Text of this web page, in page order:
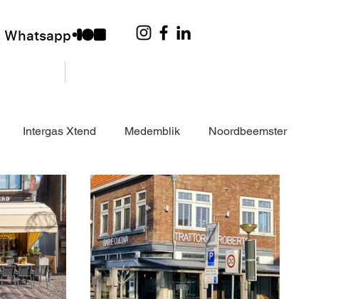
Whatsapp
Intergas Xtend Medemblik Noordbeemster
Profit Brouwer Tubes Profit Qblades
Wormerveer Wormerveer